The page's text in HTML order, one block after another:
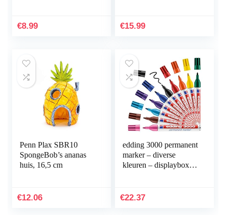
€8.99 €15.99
Penn Plax SBR10
SpongeBob’s ananas
huis, 16,5 cm
€12.06
edding 3000 permanent
marker – diverse
kleuren – displaybox
sneldrogende…
€22.37